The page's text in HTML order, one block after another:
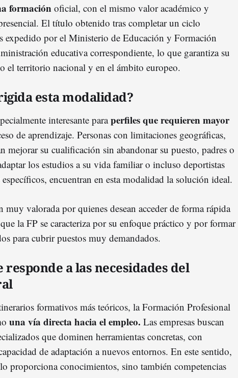
formaciónoficial, con el mismo valor académico y
El título obtenido tras completar un ciclo
expedido por el Ministerio de Educación y Formación
educativa correspondiente, lo que garantiza su
el territorio nacional y en el ámbito europeo.
esta modalidad?
interesante paraperfiles que requieren mayor
de aprendizaje. Personas con limitaciones geográficas,
mejorar su cualificación sin abandonar su puesto, padres o
los estudios a su vida familiar o incluso deportistas
encuentran en esta modalidad la solución ideal.
muy valorada por quienes desean acceder de forma rápida
la FP se caracteriza por su enfoque práctico y por formar
para cubrir puestos muy demandados.
responde a las necesidades del
formativos más teóricos, la Formación Profesional
una vía directa hacia el empleo. Las empresas buscan
que dominen herramientas concretas, con
de adaptación a nuevos entornos. En este sentido,
proporciona conocimientos, sino también competencias